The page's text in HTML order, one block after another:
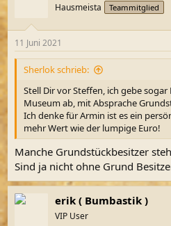
e
n
Hausmeista Teammitglied
11 Juni 2021
Sherlok schrieb:
Stell Dir vor Steffen, ich gebe
Museum ab, mit Absprache
Ich denke für Armin ist es ein
mehr Wert wie der lumpige Euro!
Manche Grundstückbesitzer
Sind ja nicht ohne Grund
erik ( Bumbastik )
VIP User